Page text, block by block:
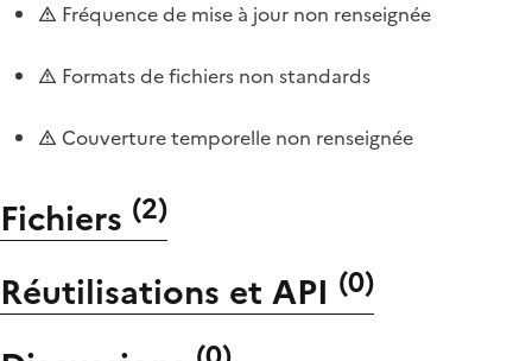
Fréquence de mise à jour non renseignée
Formats de fichiers non standards
Couverture temporelle non renseignée
Fichiers (2)
Réutilisations et API (0)